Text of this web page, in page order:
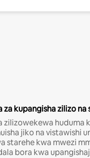
za kupangisha zilizo na
zilizowekewa huduma
jiko na vistawishi
starehe kwa mwezi
bora kwa